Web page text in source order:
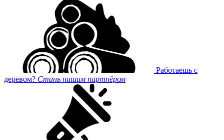
Работаешь с
деревом? Стань нашим партнёром